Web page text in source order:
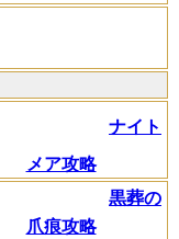
ナイト
メア攻略
黒葬の
爪痕攻略